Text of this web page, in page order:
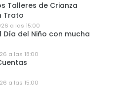
Talleres de Crianza
Trato
a las 15:00
Día del Niño con mucha
a las 18:00
a las 15:00